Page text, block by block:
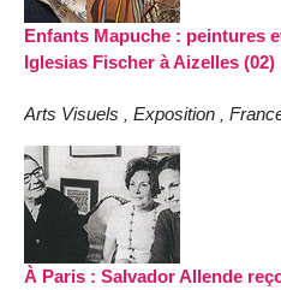
Enfants Mapuche : peintures
Iglesias Fischer à Aizelles (02)
Arts Visuels Exposition
À Paris : Salvador Allende